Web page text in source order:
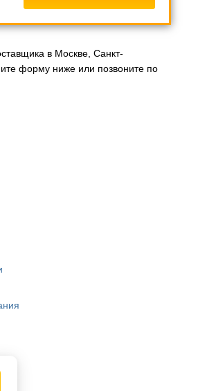
в Москве, Санкт-
форму ниже или позвоните по